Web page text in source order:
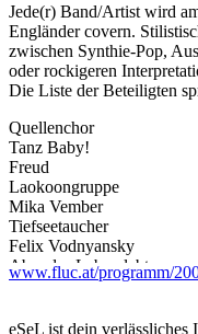
Jede(r) Band/Artist wird
Engländer covern.
zwischen Synthie-Pop,
oder rockigeren
Die Liste der Beteiligten
Quellenchor
Tanz Baby!
Freud
Laokoongruppe
Mika Vember
Tiefseetaucher
Felix Vodnyansky
Aber das Leben lebt
B. Fleischmann
Sir Tralala
www.fluc.at/programm/
eSeL ist dein